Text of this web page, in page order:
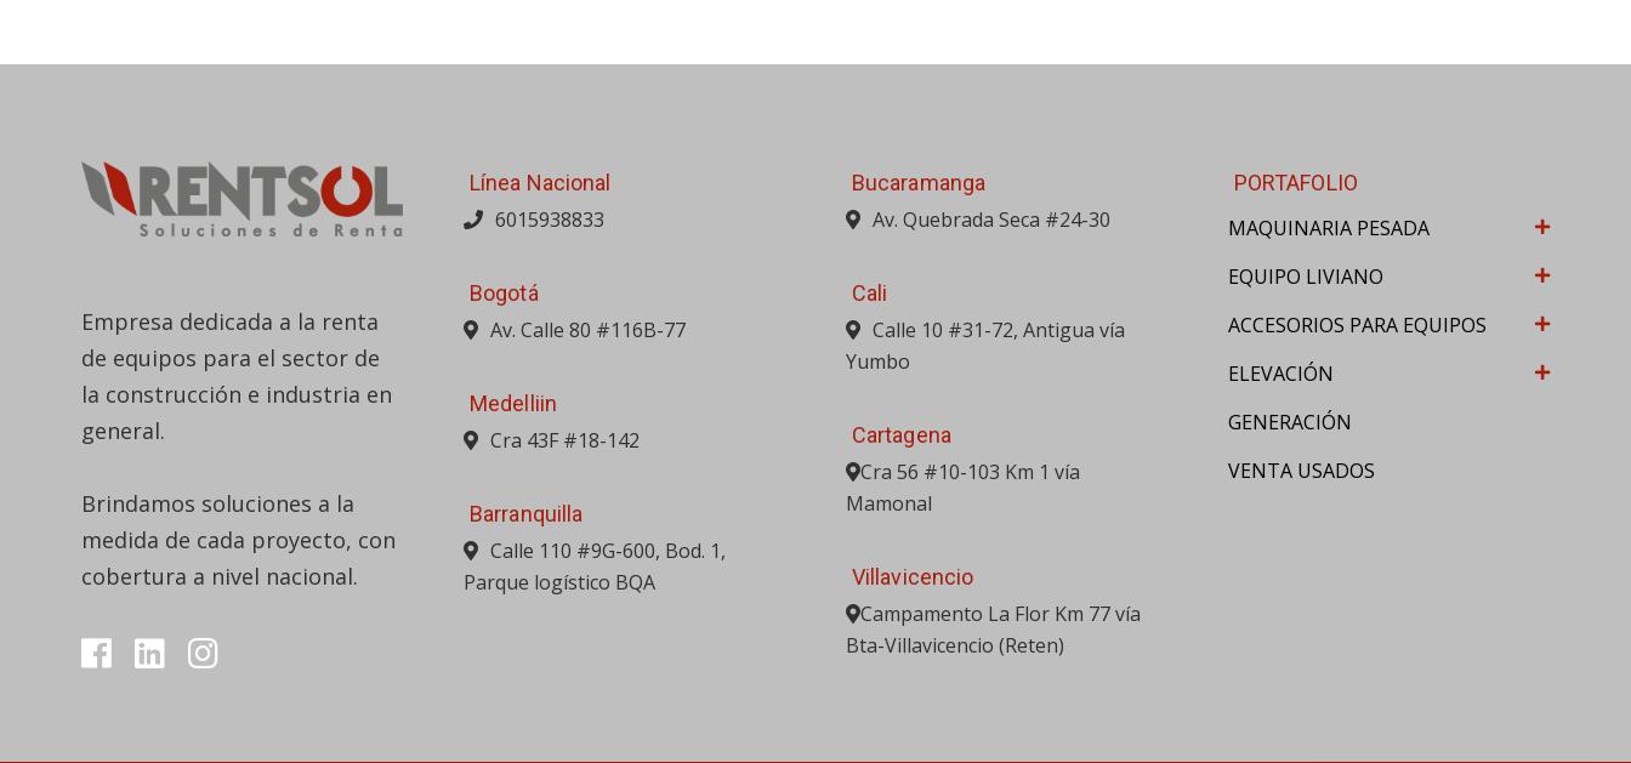
Empresa dedicada a la renta
de equipos para el sector de
la construcción e industria en
general.
Brindamos soluciones a la
medida de cada proyecto, con
cobertura a nivel nacional.
Línea Nacional
6015938833
Bogotá
Av. Calle 80 #116B-77
Medelliin
Cra 43F #18-142
Barranquilla
Calle 110 #9G-600, Bod. 1,
Parque logístico BQA
Bucaramanga
Av. Quebrada Seca #24-30
Cali
Calle 10 #31-72, Antigua vía
Yumbo
Cartagena
Cra 56 #10-103 Km 1 vía
Mamonal
Villavicencio
Campamento La Flor Km 77 vía
Bta-Villavicencio (Reten)
PORTAFOLIO
MAQUINARIA PESADA
EQUIPO LIVIANO
ACCESORIOS PARA EQUIPOS
ELEVACIÓN
GENERACIÓN
VENTA USADOS